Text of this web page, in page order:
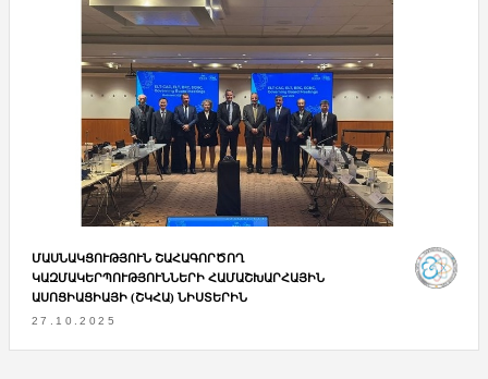
ՄԱՍՆԱԿՑՈՒԹՅՈՒՆ ՇԱՀԱԳՈՐԾՈՂ
ԿԱԶՄԱԿԵՐՊՈՒԹՅՈՒՆՆԵՐԻ ՀԱՄԱՇԽԱՐՀԱՅԻՆ
ԱՍՈՑԻԱՑԻԱՅԻ (ՇԿՀԱ) ՆԻՍՏԵՐԻՆ
27.10.2025